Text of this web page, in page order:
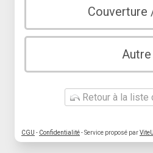
Couverture
Autre
Retour à la liste
CGU - Confidentialité- Service proposé par